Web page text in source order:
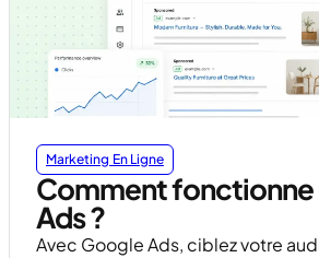
Marketing En Ligne
Comment
Ads ?
Avec Google Ads, ciblez votre